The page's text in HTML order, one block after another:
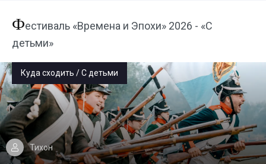
Фестиваль «Времена и Эпохи» 2026 - «С
детьми»
Куда сходить / С детьми
Тихон